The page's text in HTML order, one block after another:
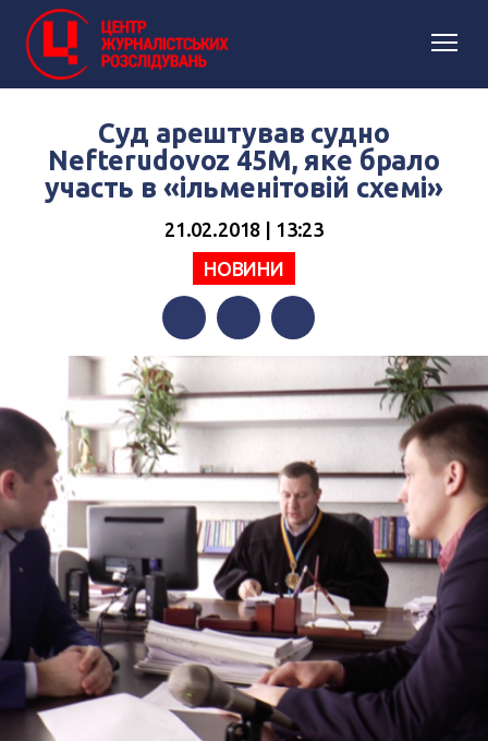
Суд арештував судно
Nefterudovoz 45М, яке брало
участь в «ільменітовій схемі»
21.02.2018 | 13:23
НОВИНИ
FacebookTwitter Telegram